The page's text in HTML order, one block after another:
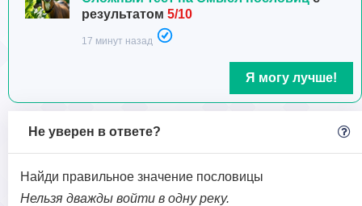
результатом 5/10
17 минут назад
Я могу лучше!
Не уверен в ответе?
Найди правильное значение пословицы
Нельзя дважды войти в одну реку.